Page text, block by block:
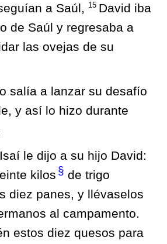
a Saúl,
15 David iba
de Saúl y regresaba a
las ovejas de su
salía a lanzar su desafío
y así lo hizo durante
le dijo a su hijo David:
kilos § de trigo
diez panes, y llévaselos
al campamento.
estos diez quesos para